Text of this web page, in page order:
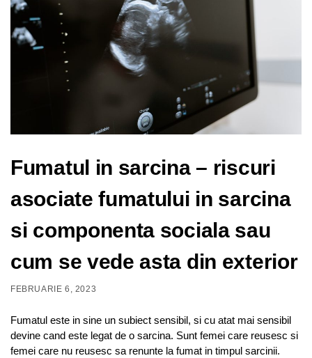
Fumatul in sarcina – riscuri
asociate fumatului in sarcina
si componenta sociala sau
cum se vede asta din exterior
FEBRUARIE 6, 2023
Fumatul este in sine un subiect sensibil, si cu atat mai sensibil
devine cand este legat de o sarcina. Sunt femei care reusesc si
femei care nu reusesc sa renunte la fumat in timpul sarcinii.